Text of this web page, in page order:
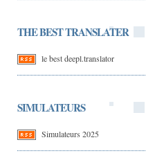
THE BEST TRANSLATER
le best deepl.translator
SIMULATEURS
Simulateurs 2025